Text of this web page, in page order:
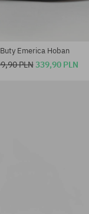
Buty Emerica Hoban
PLN339,90 PLN